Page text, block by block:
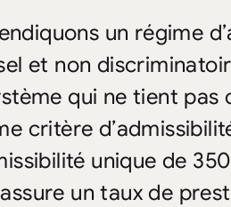
un régime
et non
qui ne tient
critère
unique de
un taux de